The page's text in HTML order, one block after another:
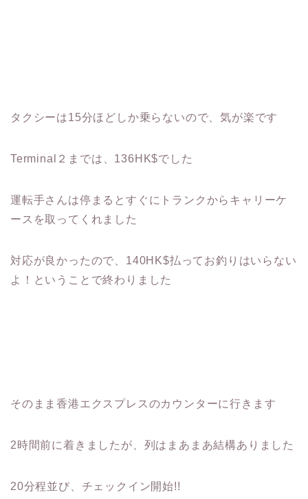
タクシーは15分ほどしか乗らないので、気が楽です
Terminal２までは、136HK$でした
運転手さんは停まるとすぐにトランクからキャリーケ
ースを取ってくれました
対応が良かったので、140HK$払ってお釣りはいらない
よ！ということで終わりました
そのまま香港エクスプレスのカウンターに行きます
2時間前に着きましたが、列はまあまあ結構ありました
20分程並び、チェックイン開始!!